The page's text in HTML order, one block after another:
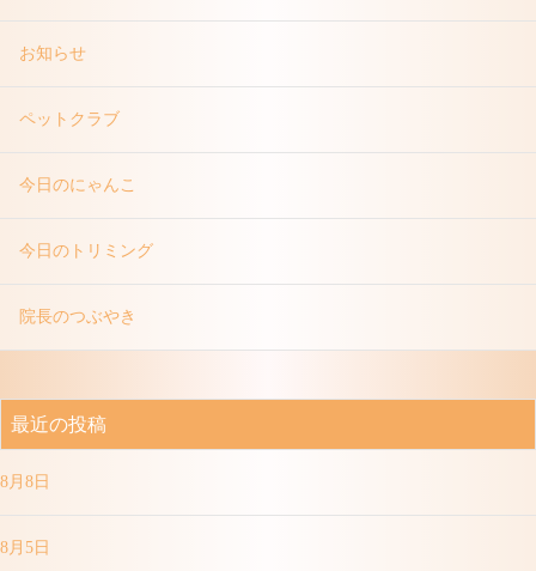
お知らせ
ペットクラブ
今日のにゃんこ
今日のトリミング
院長のつぶやき
最近の投稿
8月8日
8月5日